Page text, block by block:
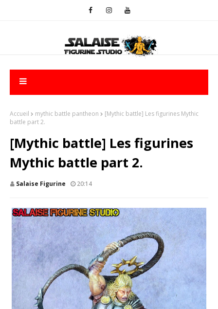
Accueil mythic battle pantheon
[Mythic battle] Les figurines Mythic
battle part 2.
[Mythic battle] Les figurines
Mythic battle part 2.
Salaise Figurine 20:14